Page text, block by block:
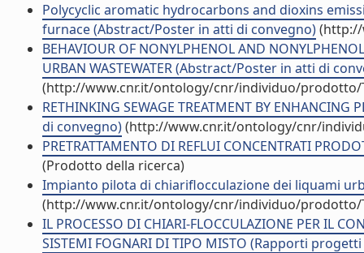
Polycyclic aromatic hydrocarbons and dioxins
furnace (Abstract/Poster in atti di convegno)
BEHAVIOUR OF NONYLPHENOL AND
URBAN WASTEWATER (Abstract/Poster in atti di
(http://www.cnr.it/ontology/cnr/individuo/prodotto/
RETHINKING SEWAGE TREATMENT BY
di convegno)(http://www.cnr.it/ontology/cnr/
PRETRATTAMENTO DI REFLUI CONCENTRATI
(Prodotto della ricerca)
Impianto pilota di chiariflocculazione dei liquami
(http://www.cnr.it/ontology/cnr/individuo/prodotto/
IL PROCESSO DI CHIARI-FLOCCULAZIONE PER IL
SISTEMI FOGNARI DI TIPO MISTO (Rapporti